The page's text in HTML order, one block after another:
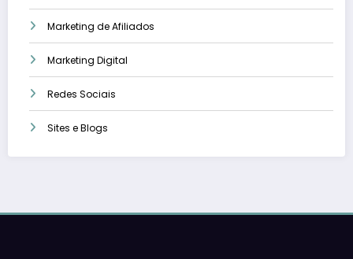
Marketing de Afiliados
Marketing Digital
Redes Sociais
Sites e Blogs